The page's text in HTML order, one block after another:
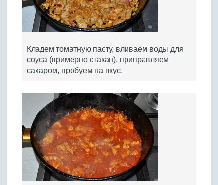
Кладем томатную пасту, вливаем воды для
соуса (примерно стакан), приправляем
сахаром, пробуем на вкус.